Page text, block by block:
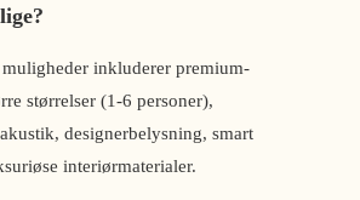
inkluderer premium-
størrelser (1-6 personer),
designerbelysning, smart
interiørmaterialer.